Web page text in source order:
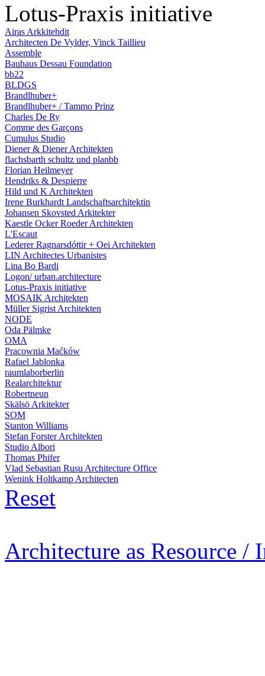
Lotus-Praxis initiative
Airas Arkkitehdit
Architecten De Vylder, Vinck Taillieu
Assemble
Bauhaus Dessau Foundation
bb22
BLDGS
Brandlhuber+
Brandlhuber+ / Tammo Prinz
Charles De Ry
Comme des Garçons
Cumulus Studio
Diener & Diener Architekten
flachsbarth schultz und planbb
Florian Heilmeyer
Hendriks & Despierre
Hild und K Architekten
Irene Burkhardt Landschaftsarchitektin
Johansen Skovsted Arkitekter
Kaestle Ocker Roeder Architekten
L'Escaut
Lederer Ragnarsdóttir + Oei Architekten
LIN Architectes Urbanistes
Lina Bo Bardi
Logon/ urban.architecture
Lotus-Praxis initiative
MOSAIK Architekten
Müller Sigrist Architekten
NODE
Oda Pälmke
OMA
Pracownia Maćków
Rafael Jablonka
raumlaborberlin
Realarchitektur
Robertneun
Skälsö Arkitekter
SOM
Stanton Williams
Stefan Forster Architekten
Studio Albori
Thomas Phifer
Vlad Sebastian Rusu Architecture Office
Wenink Holtkamp Architecten
Reset
Architecture as Resource /